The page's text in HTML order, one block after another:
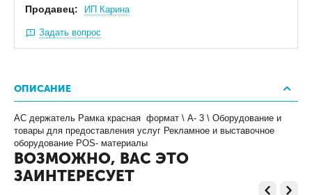
Продавец: ИП Карина
Задать вопрос
ОПИСАНИЕ
АС держатель Рамка красная формат \ А- 3 \ Оборудование и
товары для предоставления услуг Рекламное и выставочное
оборудование POS- материалы
ВОЗМОЖНО, ВАС ЭТО
ЗАИНТЕРЕСУЕТ